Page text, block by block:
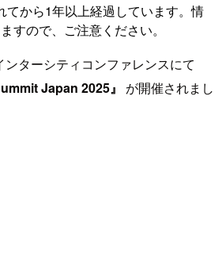
てから1年以上経過しています。情
すので、ご注意ください。
ターシティコンファレンスにて
Japan 2025』
が開催されまし